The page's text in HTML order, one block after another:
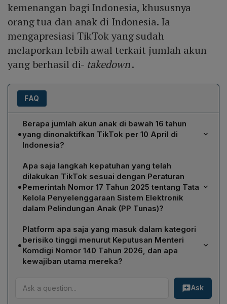
kemenangan bagi Indonesia, khususnya
orang tua dan anak di Indonesia. Ia
mengapresiasi TikTok yang sudah
melaporkan lebih awal terkait jumlah akun
yang berhasil di- takedown.
FAQ
•
Berapa jumlah akun anak di bawah 16 tahun
yang dinonaktifkan TikTok per 10 April di
Indonesia?
TikTok menonaktifkan sebesar 780 ribu akun anak di
bawah usia 16 tahun per 10 April, menurut pernyataan
Menteri Komdigi Meutya Hafid dalam konferensi pers.
•
Apa saja langkah kepatuhan yang telah
dilakukan TikTok sesuai dengan Peraturan
Pemerintah Nomor 17 Tahun 2025 tentang Tata
Kelola Penyelenggaraan Sistem Elektronik
dalam Pelindungan Anak (PP Tunas)?
TikTok telah menyerahkan surat komitmen kepatuhan
kepada pemerintah, mempublikasikan batas usia
minimum 16 tahun di halaman help center, serta berjanji
untuk memperbarui secara berkala informasi terkait
•
Platform apa saja yang masuk dalam kategori
berisiko tinggi menurut Keputusan Menteri
Komdigi Nomor 140 Tahun 2026, dan apa
kewajiban utama mereka?
YouTube, Instagram, Facebook, Threads, Roblox, X,
Bigo Live, dan TikTok termasuk dalam kategori berisiko
tinggi. Kewajiban utama mereka meliputi menyesuaikan
Ask